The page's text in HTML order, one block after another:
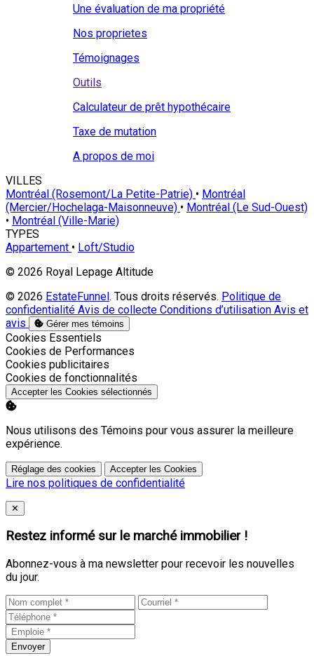
Une évaluation de ma propriété
Nos proprietes
Témoignages
Outils
Calculateur de prêt hypothécaire
Taxe de mutation
A propos de moi
VILLES
Montréal (Rosemont/La Petite-Patrie) • Montréal
(Mercier/Hochelaga-Maisonneuve) • Montréal (Le Sud-Ouest)
• Montréal (Ville-Marie)
TYPES
Appartement • Loft/Studio
© 2026 Royal Lepage Altitude
© 2026 EstateFunnel. Tous droits réservés. Politique de
confidentialité Avis de collecte Conditions d’utilisation Avis et
avis
Gérer mes témoins
Activer
Cookies Essentiels
Activer
Cookies de Performances
Activer
Cookies publicitaires
Activer
Cookies de fonctionnalités
Accepter les Cookies sélectionnés
Nous utilisons des Témoins pour vous assurer la meilleure
expérience.
Réglage des cookies Accepter les Cookies
Lire nos politiques de confidentialité
Close
✕
Restez informé sur le marché immobilier !
Abonnez-vous à ma newsletter pour recevoir les nouvelles
du jour.
Envoyer